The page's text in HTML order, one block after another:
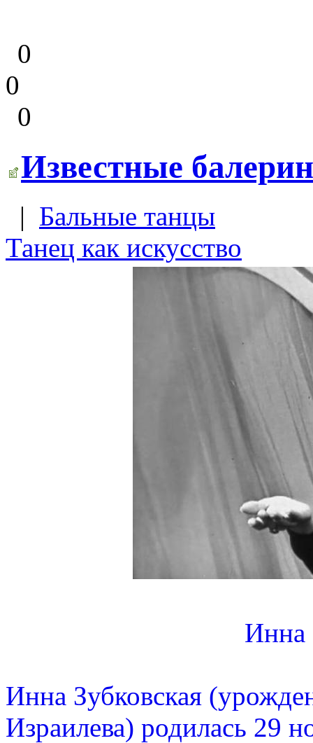
0
0
0
Известные
| Бальные танцы
Танец как искусство
Инна
Инна Зубковская
Израилева) родилась 29